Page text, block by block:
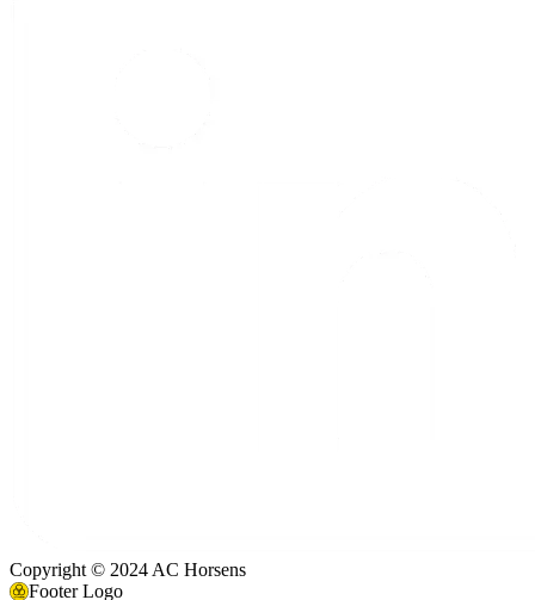
Copyright © 2024 AC Horsens
Footer Logo